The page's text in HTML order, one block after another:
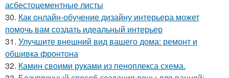
асбестоцементные листы
30. Как онлайн-обучение дизайну интерьера может
помочь вам создать идеальный интерьер
31. Улучшите внешний вид вашего дома: ремонт и
обшивка фронтона
32. Камин своими руками из пеноплекса схема.